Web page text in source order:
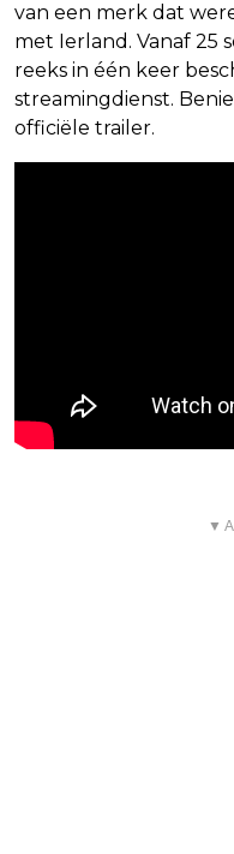
van een merk dat
met Ierland. Vanaf 25
reeks in één keer
streamingdienst.
officiële trailer.
▼